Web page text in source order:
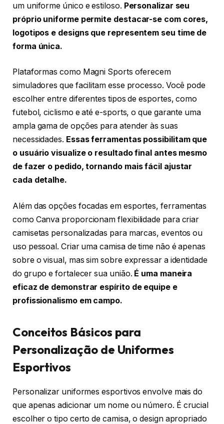
um uniforme único e estiloso. Personalizar seu
próprio uniforme permite destacar-se com cores,
logotipos e designs que representem seu time de
forma única.
Plataformas como Magni Sports oferecem
simuladores que facilitam esse processo. Você pode
escolher entre diferentes tipos de esportes, como
futebol, ciclismo e até e-sports, o que garante uma
ampla gama de opções para atender às suas
necessidades. Essas ferramentas possibilitam que
o usuário visualize o resultado final antes mesmo
de fazer o pedido, tornando mais fácil ajustar
cada detalhe.
Além das opções focadas em esportes, ferramentas
como Canva proporcionam flexibilidade para criar
camisetas personalizadas para marcas, eventos ou
uso pessoal. Criar uma camisa de time não é apenas
sobre o visual, mas sim sobre expressar a identidade
do grupo e fortalecer sua união. É uma maneira
eficaz de demonstrar espírito de equipe e
profissionalismo em campo.
Conceitos Básicos para
Personalização de Uniformes
Esportivos
Personalizar uniformes esportivos envolve mais do
que apenas adicionar um nome ou número. É crucial
escolher o tipo certo de camisa, o design apropriado